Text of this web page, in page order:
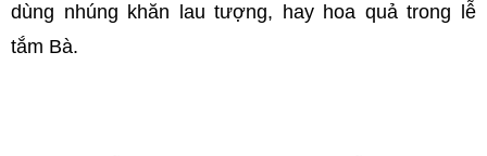
dùng nhúng khăn lau tượng, hay hoa quả trong lễ
tắm Bà.